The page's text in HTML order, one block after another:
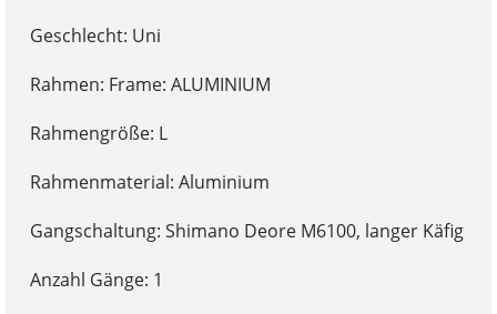
Geschlecht: Uni
Rahmen: Frame: ALUMINIUM
Rahmengröße: L
Rahmenmaterial: Aluminium
Gangschaltung: Shimano Deore M6100, langer Käfig
Anzahl Gänge: 1